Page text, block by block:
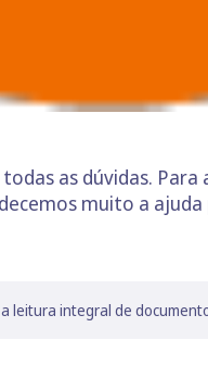
as dúvidas.
muito a
leitura integral de